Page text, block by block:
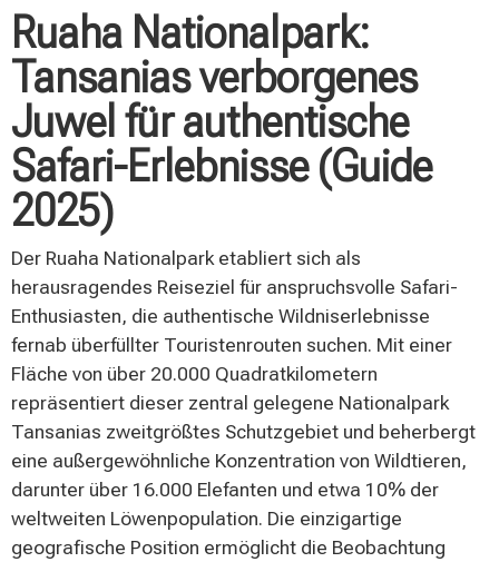
Ruaha Nationalpark:
Tansanias verborgenes
Juwel für authentische
Safari-Erlebnisse (Guide
2025)
Der Ruaha Nationalpark etabliert sich als
herausragendes Reiseziel für anspruchsvolle Safari-
Enthusiasten, die authentische Wildniserlebnisse
fernab überfüllter Touristenrouten suchen. Mit einer
Fläche von über 20.000 Quadratkilometern
repräsentiert dieser zentral gelegene Nationalpark
Tansanias zweitgrößtes Schutzgebiet und beherbergt
eine außergewöhnliche Konzentration von Wildtieren,
darunter über 16.000 Elefanten und etwa 10% der
weltweiten Löwenpopulation. Die einzigartige
geografische Position ermöglicht die Beobachtung